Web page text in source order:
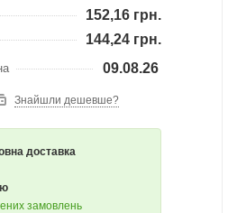
152,16 грн.
144,24 грн.
09.08.26
Знайшли дешевше?
доставка
замовлень